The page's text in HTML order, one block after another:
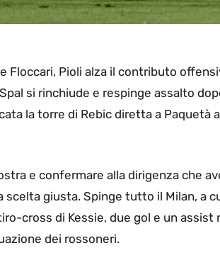
Floccari, Pioli alza il contributo
si rinchiude e respinge assalto
la torre di Rebic diretta a Paquetà
e confermare alla dirigenza che
giusta. Spinge tutto il Milan, a
cross di Kessie, due gol e un assist
dei rossoneri.